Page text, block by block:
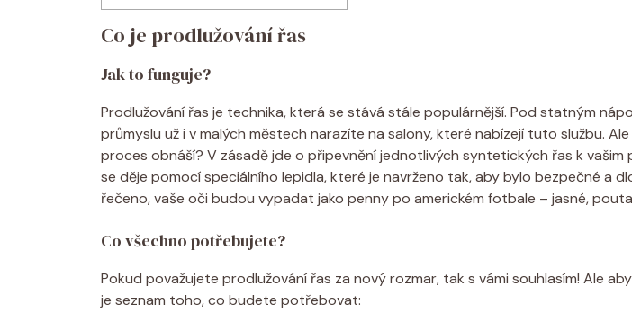
Co je prodlužování řas
Jak to funguje?
Prodlužování řas je technika, která se stává stále populárnější. Pod statným
průmyslu už i v malých městech narazíte na salony, které nabízejí tuto službu.
proces obnáší? V zásadě jde o připevnění jednotlivých syntetických řas k vašim
se děje pomocí speciálního lepidla, které je navrženo tak, aby bylo bezpečné a
řečeno, vaše oči budou vypadat jako penny po americkém fotbale – jasné,
Co všechno potřebujete?
Pokud považujete prodlužování řas za nový rozmar, tak s vámi souhlasím! Ale
je seznam toho, co budete potřebovat: